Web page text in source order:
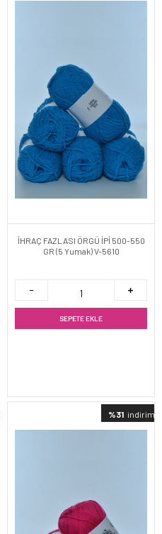
İHRAÇ FAZLASI ÖRGÜ İPİ 500-550
GR (5 Yumak) V-5610
SEPETE EKLE
%31 indirimli